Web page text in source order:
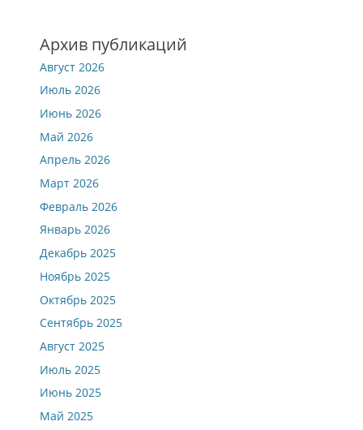
Архив публикаций
Август 2026
Июль 2026
Июнь 2026
Май 2026
Апрель 2026
Март 2026
Февраль 2026
Январь 2026
Декабрь 2025
Ноябрь 2025
Октябрь 2025
Сентябрь 2025
Август 2025
Июль 2025
Июнь 2025
Май 2025